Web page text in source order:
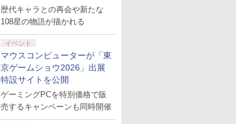
シリーズ完全新作！
歴代キャラとの再会や新たな
108星の物語が描かれる
イベント
マウスコンピューターが「東
京ゲームショウ2026」出展
特設サイトを公開
ゲーミングPCを特別価格で販
売するキャンペーンも同時開催